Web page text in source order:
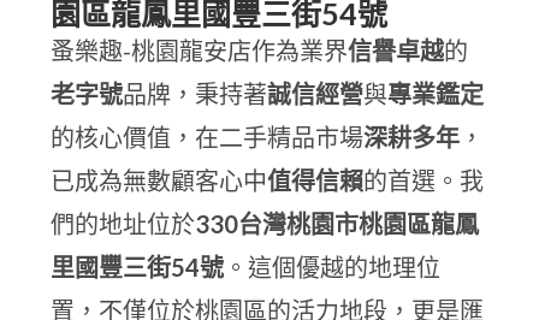
園區龍鳳里國豐三街54號
蚤樂趣-桃園龍安店作為業界信譽卓越的
老字號品牌，秉持著誠信經營與專業鑑定
的核心價值，在二手精品市場深耕多年 ，
已成為無數顧客心中值得信賴的首選。我
們的地址位於330台灣桃園市桃園區龍鳳
里國豐三街54號 。這個優越的地理位
置，不僅位於桃園區的活力地段，更是匯